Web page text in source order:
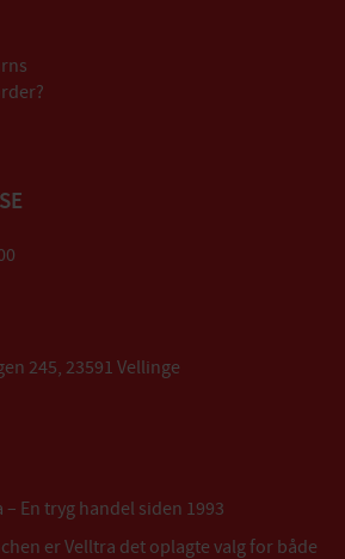
245, 23591 Vellinge
En tryg handel siden 1993
er Velltra det oplagte valg for både